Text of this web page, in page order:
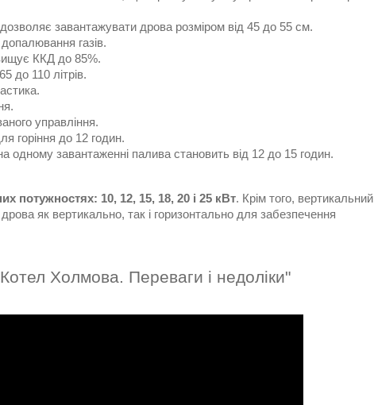
завантажувати дрова розміром від 45 до 55 см.
газів.
ККД до 85%.
до 110 літрів.
управління.
горіння до 12 годин.
одному завантаженні палива становить від 12 до 15 годин.
потужностях: 10, 12, 15, 18, 20 і 25 кВт. Крім того, вертикальний
як вертикально, так і горизонтально для забезпечення
Холмова. Переваги і недоліки"